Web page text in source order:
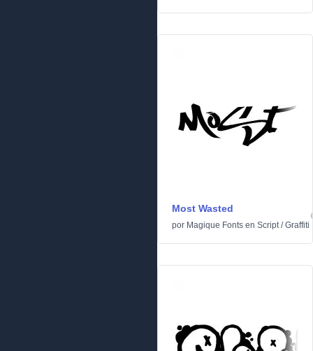
Most Wasted
por Magique Fonts en Script/Graffiti